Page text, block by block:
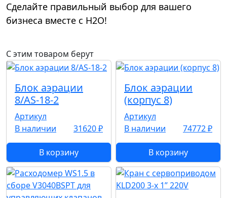
Сделайте правильный выбор для вашего
бизнеса вместе с Н2О!
С этим товаром берут
Блок аэрации
8/AS-18-2
Артикул
В наличии
31620 ₽
В корзину
Блок аэрации
(корпус 8)
Артикул
В наличии
74772 ₽
В корзину